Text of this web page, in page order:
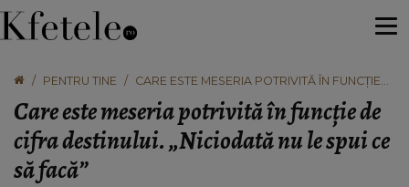
PENTRU TINE
CARE ESTE MESERIA POTRIVITĂ ÎN FUNCȚIE
SPUI CE SĂ FACĂ”
Care este meseria potrivită în funcție de
cifra destinului. „Niciodată nu le spui ce
să facă”